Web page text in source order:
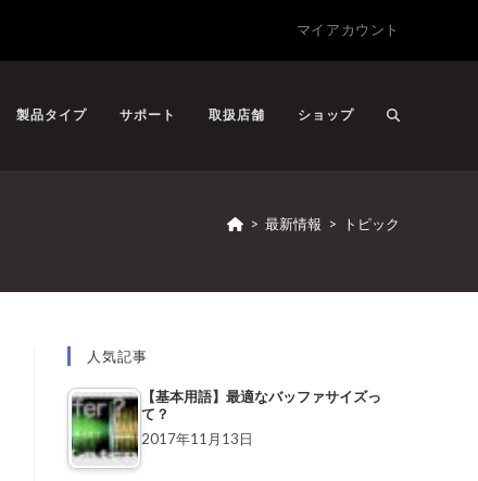
マイアカウント
製品タイプ サポート 取扱店舗 ショップ
> 最新情報 > トピック
人気記事
【基本用語】最適なバッファサイズっ
て？
2017年11月13日